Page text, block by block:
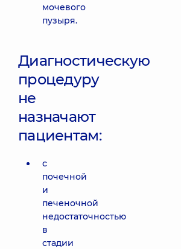
мочевого
пузыря.
Диагностическую
процедуру
не
назначают
пациентам:
с
почечной
и
печеночной
недостаточностью
в
стадии